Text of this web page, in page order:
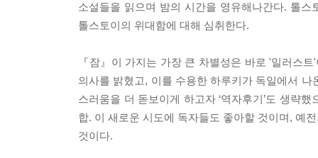
소설들을 읽으며 밤의 시간을 영유해나간다. 톨
톨스토이의 위대함에 대해 심취한다.
『잠』이 가지는 가장 큰 차별성은 바로 '일러스
의사를 밝혔고, 이를 수용한 하루키가 독일에서
스러움을 더 돋보이게 하고자 ‘역자후기’도 생략
합. 이 새로운 시도에 독자들도 좋아할 것이며, 예
것이다.